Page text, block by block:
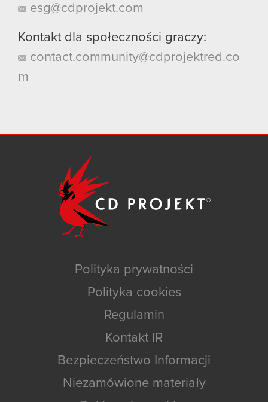
esg@cdprojekt.com
Kontakt dla społeczności graczy:
contact.community@cdprojektred.co
m
Polityka prywatności
Polityka cookies
Regulamin
Kontakt IR
Bezpieczeństwo Informacji
Niezamówione materiały